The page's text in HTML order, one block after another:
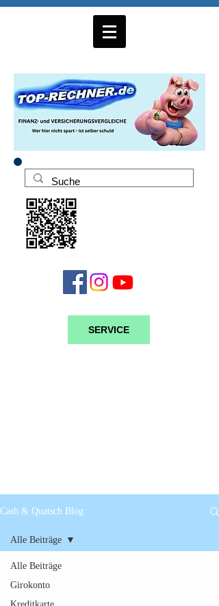
SERVICE
Cash & Quatsch Blog
Alle Beiträge
Girokonto
Alle Beiträge